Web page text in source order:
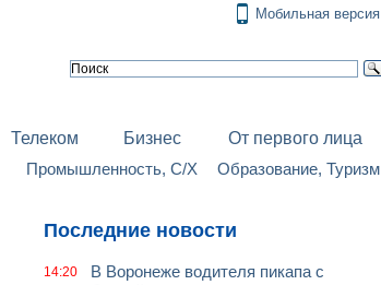
Мобильная версия
Телеком Бизнес
От первого лица
Промышленность, С/Х Образование, Туризм
Последние новости
14:20
В Воронеже водителя пикапа с